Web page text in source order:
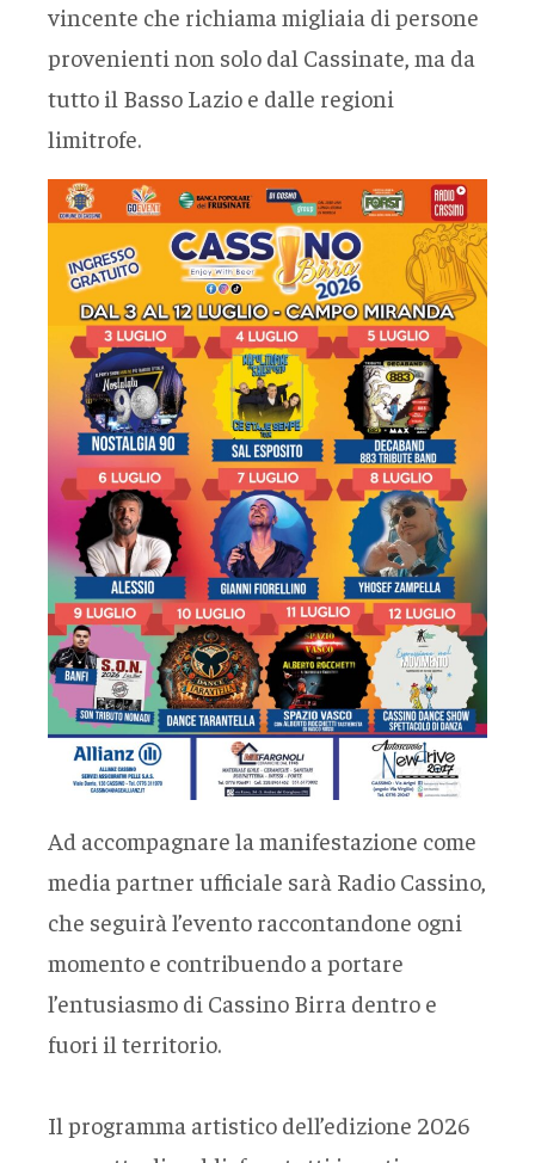
vincente che richiama migliaia di persone
provenienti non solo dal Cassinate, ma da
tutto il Basso Lazio e dalle regioni
limitrofe.
Ad accompagnare la manifestazione come
media partner ufficiale sarà Radio Cassino,
che seguirà l’evento raccontandone ogni
momento e contribuendo a portare
l’entusiasmo di Cassino Birra dentro e
fuori il territorio.
Il programma artistico dell’edizione 2026